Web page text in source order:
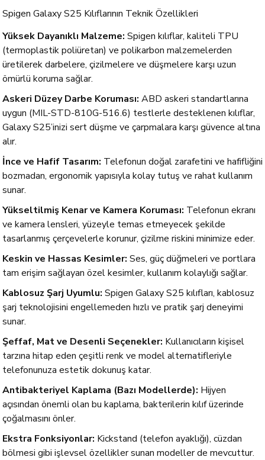
Spigen Galaxy S25 Kılıflarının Teknik Özellikleri
Yüksek Dayanıklı Malzeme: Spigen kılıflar, kaliteli TPU
(termoplastik poliüretan) ve polikarbon malzemelerden
üretilerek darbelere, çizilmelere ve düşmelere karşı uzun
ömürlü koruma sağlar.
Askeri Düzey Darbe Koruması: ABD askeri standartlarına
uygun (MIL-STD-810G-516.6) testlerle desteklenen kılıflar,
Galaxy S25’inizi sert düşme ve çarpmalara karşı güvence altına
alır.
İnce ve Hafif Tasarım: Telefonun doğal zarafetini ve hafifliğini
bozmadan, ergonomik yapısıyla kolay tutuş ve rahat kullanım
sunar.
Yükseltilmiş Kenar ve Kamera Koruması: Telefonun ekranı
ve kamera lensleri, yüzeyle temas etmeyecek şekilde
tasarlanmış çerçevelerle korunur, çizilme riskini minimize eder.
Keskin ve Hassas Kesimler: Ses, güç düğmeleri ve portlara
tam erişim sağlayan özel kesimler, kullanım kolaylığı sağlar.
Kablosuz Şarj Uyumlu: Spigen Galaxy S25 kılıfları, kablosuz
şarj teknolojisini engellemeden hızlı ve pratik şarj deneyimi
sunar.
Şeffaf, Mat ve Desenli Seçenekler: Kullanıcıların kişisel
tarzına hitap eden çeşitli renk ve model alternatifleriyle
telefonunuza estetik dokunuş katar.
Antibakteriyel Kaplama (Bazı Modellerde): Hijyen
açısından önemli olan bu kaplama, bakterilerin kılıf üzerinde
çoğalmasını önler.
Ekstra Fonksiyonlar: Kickstand (telefon ayaklığı), cüzdan
bölmesi gibi işlevsel özellikler sunan modeller de mevcuttur.